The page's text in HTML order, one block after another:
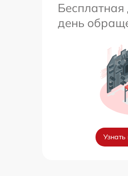
Бесплатная
день